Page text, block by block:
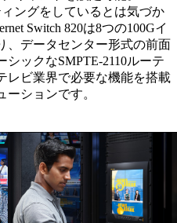
ングをしているとは気づか
Switch 820は8つの100Gイ
、データセンター形式の前面
ックなSMPTE-2110ルーテ
レビ業界で必要な機能を搭載
ーションです。